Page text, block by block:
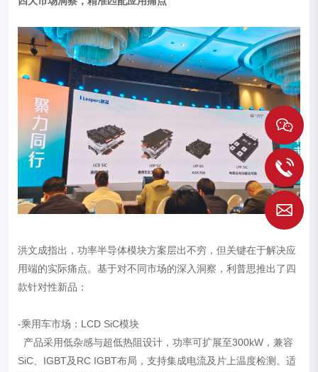
洪文成指出，功率半导体模块方案层出不穷，但关键在于解决应
用端的实际痛点。基于对不同市场的深入洞察，利普思推出了四
款针对性新品：
-乘用车市场：LCD SiC模块
产品采用低杂感与超低热阻设计，功率可扩展至300kW，兼容
SiC、IGBT及RC IGBT布局，支持集成电流及片上温度检测。适